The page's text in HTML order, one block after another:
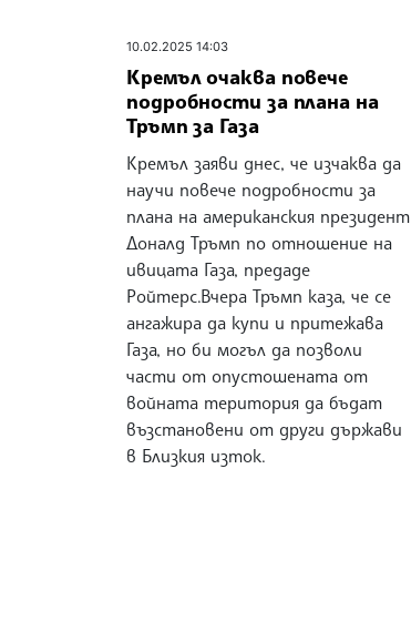
10.02.2025 14:03
Кремъл очаква повече
подробности за плана на
Тръмп за Газа
Кремъл заяви днес, че изчаква да
научи повече подробности за
плана на американския президент
Доналд Тръмп по отношение на
ивицата Газа, предаде
Ройтерс.Вчера Тръмп каза, че се
ангажира да купи и притежава
Газа, но би могъл да позволи
части от опустошената от
войната територия да бъдат
възстановени от други държави
в Близкия изток.